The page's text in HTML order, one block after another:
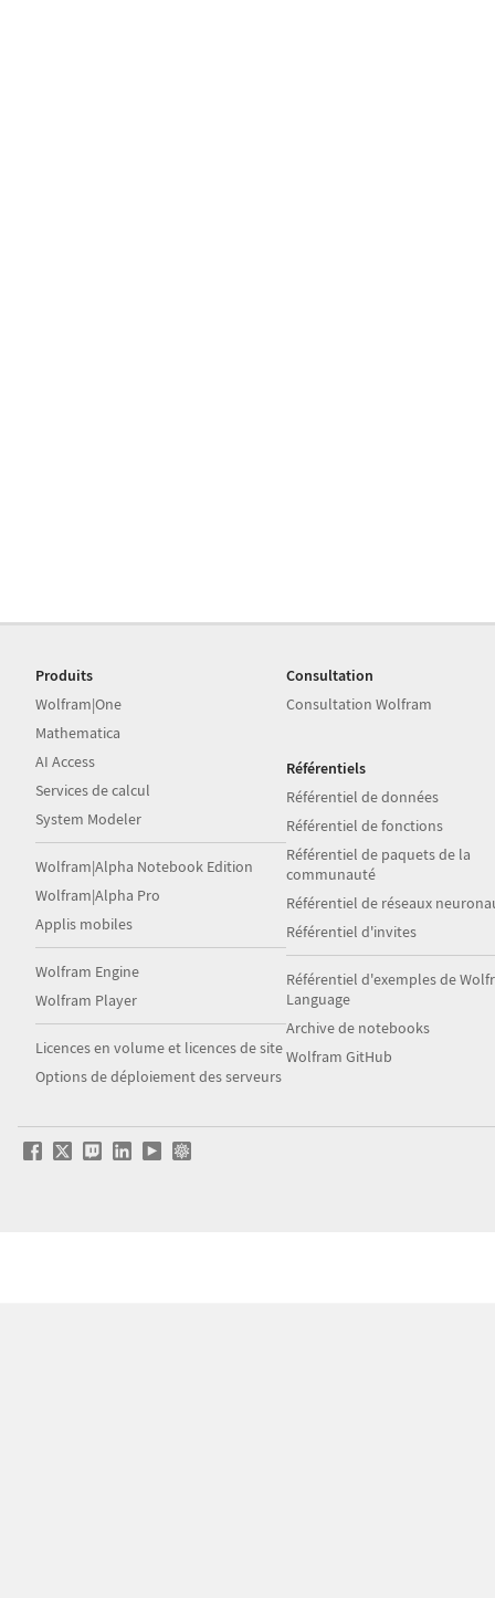
Produits
Wolfram|One
Mathematica
AI Access
Services de calcul
System Modeler
Wolfram|Alpha Notebook Edition
Wolfram|Alpha Pro
Applis mobiles
Wolfram Engine
Wolfram Player
Licences en volume et licences de site
Options de déploiement des serveurs
Consultation
Consultation Wolfram
Référentiels
Référentiel de données
Référentiel de fonctions
Référentiel de paquets de la
communauté
Référentiel de réseaux
Référentiel d'invites
Référentiel d'exemples de
Language
Archive de notebooks
Wolfram GitHub